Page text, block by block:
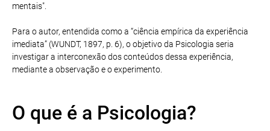
mentais".
Para o autor, entendida como a “ciência empírica da experiência
imediata” (WUNDT, 1897, p. 6), o objetivo da Psicologia seria
investigar a interconexão dos conteúdos dessa experiência,
mediante a observação e o experimento.
O que é a Psicologia?